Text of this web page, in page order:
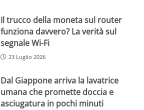
Il trucco della moneta sul router
funziona davvero? La verità sul
segnale Wi-Fi
23 Luglio 2026
Dal Giappone arriva la lavatrice
umana che promette doccia e
asciugatura in pochi minuti